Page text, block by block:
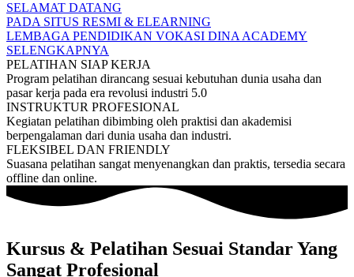
SELAMAT DATANG
PADA SITUS RESMI & ELEARNING
LEMBAGA PENDIDIKAN VOKASI DINA ACADEMY
SELENGKAPNYA
PELATIHAN SIAP KERJA
Program pelatihan dirancang sesuai kebutuhan dunia usaha dan
pasar kerja pada era revolusi industri 5.0
INSTRUKTUR PROFESIONAL
Kegiatan pelatihan dibimbing oleh praktisi dan akademisi
berpengalaman dari dunia usaha dan industri.
FLEKSIBEL DAN FRIENDLY
Suasana pelatihan sangat menyenangkan dan praktis, tersedia secara
offline dan online.
Kursus & Pelatihan Sesuai Standar Yang
Sangat Profesional